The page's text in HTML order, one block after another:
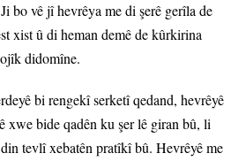
bo vê jî hevrêya me di şerê gerîla de
xist û di heman demê de kûrkirina
didomîne.
bi rengekî serketî qedand, hevrêyê
xwe bide qadên ku şer lê giran bû, li
tevlî xebatên pratîkî bû. Hevrêyê me